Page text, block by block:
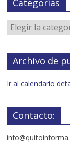
Archivo de
Ir al calendario
Contacto: